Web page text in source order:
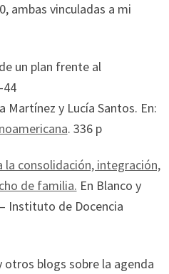
ambas vinculadas a mi
un plan frente al
Martínez y Lucía Santos. En:
. 336 p
la consolidación, integración,
de familia. En Blanco y
Instituto de Docencia
otros blogs sobre la agenda